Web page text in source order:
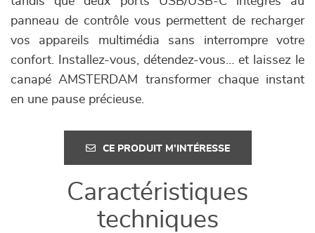
panneau de contrôle vous permettent de recharger
vos appareils multimédia sans interrompre votre
confort. Installez-vous, détendez-vous… et laissez le
canapé AMSTERDAM transformer chaque instant
en une pause précieuse.
CE PRODUIT M'INTÉRESSE
Caractéristiques
techniques